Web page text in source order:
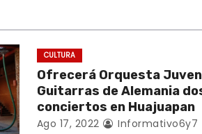
CULTURA
Ofrecerá Orquesta
Guitarras de Alemania
conciertos en Huajuapan
Ago 17, 2022 Informativo6y7